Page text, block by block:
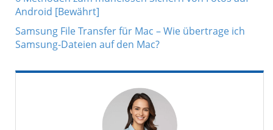
Android [Bewährt]
Samsung File Transfer für Mac – Wie übertrage ich
Samsung-Dateien auf den Mac?